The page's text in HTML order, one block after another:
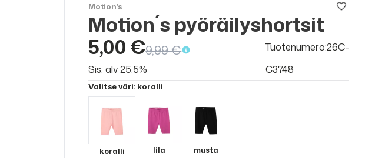
Motion's
Motion´s pyöräilyshortsit
5,00 €9,99 €
Sis. alv 25.5%
Tuotenumero:26C-
C3748
Valitse väri: koralli
koralli lila musta